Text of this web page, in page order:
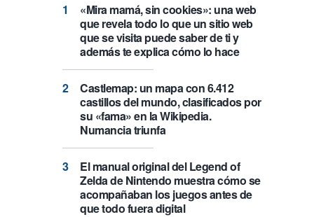
«Mira mamá, sin cookies»: una web
que revela todo lo que un sitio web
que se visita puede saber de ti y
además te explica cómo lo hace
Castlemap: un mapa con 6.412
castillos del mundo, clasificados por
su «fama» en la Wikipedia.
Numancia triunfa
El manual original del Legend of
Zelda de Nintendo muestra cómo se
acompañaban los juegos antes de
que todo fuera digital